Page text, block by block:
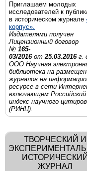
Приглашаем молодых
исследователей к
в историческом журнале
корпус».
Издателями получен
Лицензионный договор
№ 165-
03/2016от25.03.2016г.
ООО Научная
библиотека на
журналов на
ресурсе в сети
включающем Российский
индекс научного
(РИНЦ).
ТВОРЧЕСКИЙ И
ИСТОРИЧЕСКИЙ
ЖУРНАЛ